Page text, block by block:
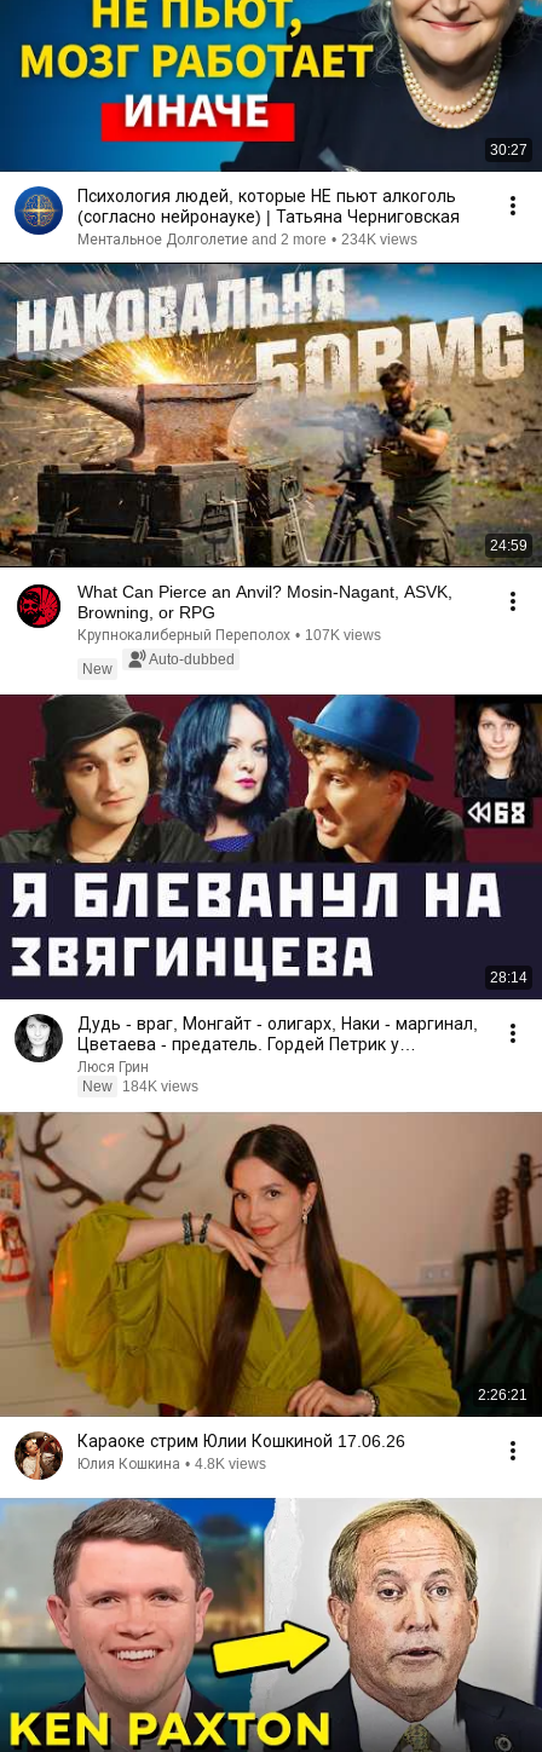
30:27
Психология людей, которые НЕ пьют алкоголь
(согласно нейронауке) | Татьяна Черниговская
Ментальное Долголетие and 2 more • 234K views
24:59
What Can Pierce an Anvil? Mosin-Nagant, ASVK,
Browning, or RPG
Крупнокалиберный Переполох • 107K views
New
Auto-dubbed
28:14
Дудь - враг, Монгайт - олигарх, Наки - маргинал,
Цветаева - предатель. Гордей Петрик у
Красовского.
Люся Грин
New
184K views
2:26:21
Караоке стрим Юлии Кошкиной 17.06.26
Юлия Кошкина • 4.8K views